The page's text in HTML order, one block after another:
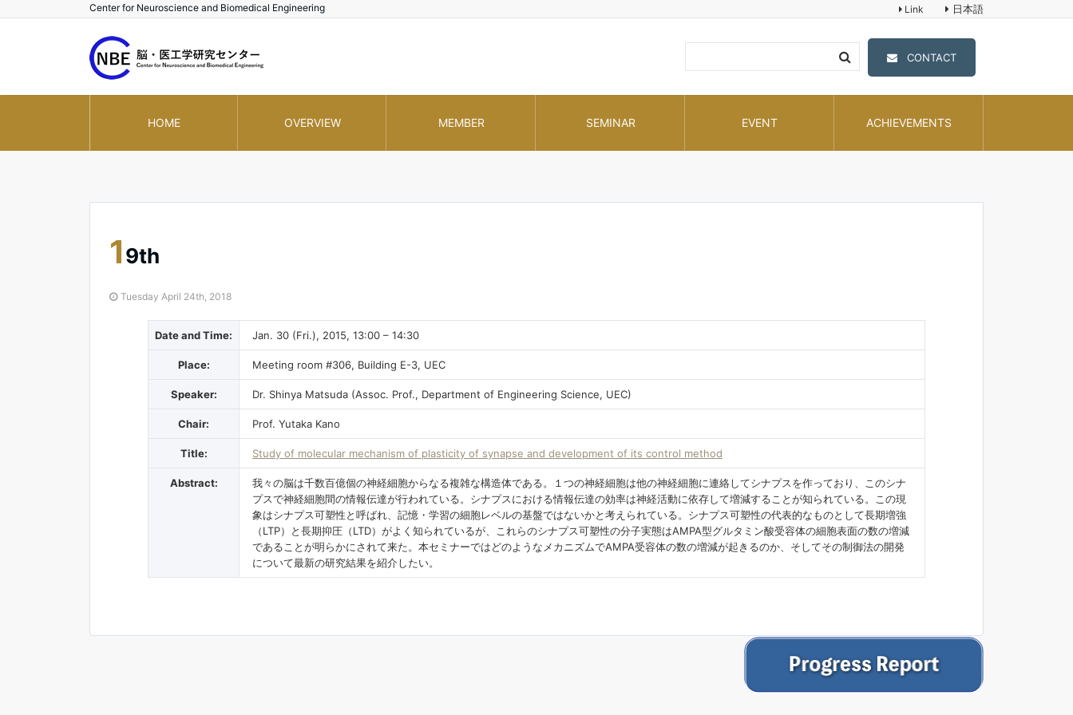
Link 日本語
Center for Neuroscience and Biomedical Engineering
CONTACT
HOME OVERVIEW MEMBER SEMINAR EVENT ACHIEVEMENTS
19th
Tuesday April 24th, 2018
Date and Time: Jan. 30 (Fri.), 2015, 13:00 – 14:30
Place: Meeting room #306, Building E-3, UEC
Speaker: Dr. Shinya Matsuda (Assoc. Prof., Department of Engineering Science, UEC)
Chair: Prof. Yutaka Kano
Title: Study of molecular mechanism of plasticity of synapse and development of its control method
Abstract:
我々の脳は千数百億個の神経細胞からなる複雑な構造体である。１つの神経細胞は他の神経細胞に連絡してシナプスを作っており、このシナ
プスで神経細胞間の情報伝達が行われている。シナプスにおける情報伝達の効率は神経活動に依存して増減することが知られている。この現
象はシナプス可塑性と呼ばれ、記憶・学習の細胞レベルの基盤ではないかと考えられている。シナプス可塑性の代表的なものとして長期増強
（LTP）と長期抑圧（LTD）がよく知られているが、これらのシナプス可塑性の分子実態はAMPA型グルタミン酸受容体の細胞表面の数の増減
であることが明らかにされて来た。本セミナーではどのようなメカニズムでAMPA受容体の数の増減が起きるのか、そしてその制御法の開発
について最新の研究結果を紹介したい。